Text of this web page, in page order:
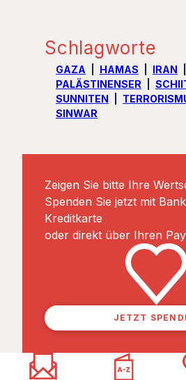
Schlagworte
GAZA HAMAS
IRAN
PALÄSTINENSER
SUNNITEN
SINWAR
Zeigen Sie bitte Ihre
Spenden Sie jetzt mit
Kreditkarte
oder direkt über Ihren
JETZT